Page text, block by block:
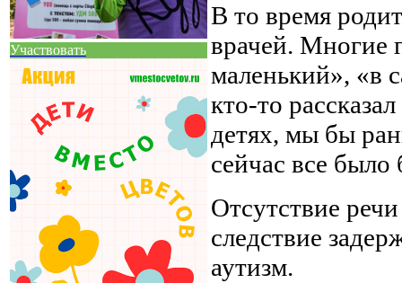
Участвовать
В то время
врачей. Многие
маленький», «в
кто-то
детях, мы бы
сейчас все
Отсутствие
следствие
аутизм.